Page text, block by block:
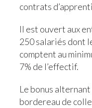
contrats
Il est ouvert aux
250 salariés dont
comptent au
7% de l’effectif.
Le bonus
bordereau de